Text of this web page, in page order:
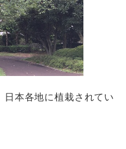
本各地に植栽されてい